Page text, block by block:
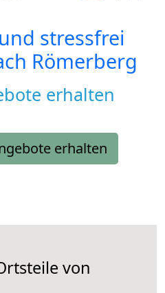
stressfrei
Römerberg
erhalten
erhalten
von